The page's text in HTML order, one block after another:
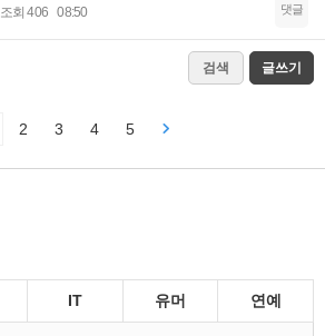
조회 406 08:50 댓글
검색 글쓰기
2 3 4 5
IT 유머 연예